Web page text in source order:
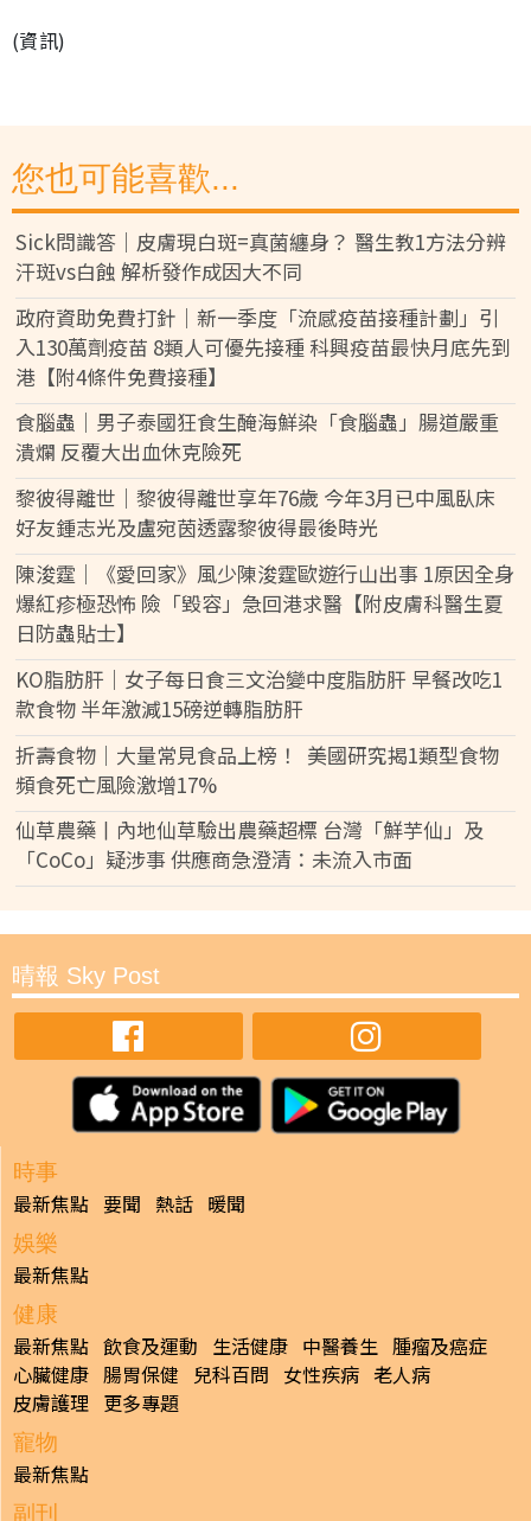
(資訊)
您也可能喜歡...
Sick問識答｜皮膚現白斑=真菌纏身？ 醫生教1方法分辨
汗斑vs白蝕 解析發作成因大不同
政府資助免費打針｜新一季度「流感疫苗接種計劃」引
入130萬劑疫苗 8類人可優先接種 科興疫苗最快月底先到
港【附4條件免費接種】
食腦蟲｜男子泰國狂食生醃海鮮染「食腦蟲」腸道嚴重
潰爛 反覆大出血休克險死
黎彼得離世｜黎彼得離世享年76歲 今年3月已中風臥床
好友鍾志光及盧宛茵透露黎彼得最後時光
陳浚霆｜《愛回家》風少陳浚霆歐遊行山出事 1原因全身
爆紅疹極恐怖 險「毀容」急回港求醫【附皮膚科醫生夏
日防蟲貼士】
KO脂肪肝｜女子每日食三文治變中度脂肪肝 早餐改吃1
款食物 半年激減15磅逆轉脂肪肝
折壽食物｜大量常見食品上榜！ 美國研究揭1類型食物
頻食死亡風險激增17%
仙草農藥丨內地仙草驗出農藥超標 台灣「鮮芋仙」及
「CoCo」疑涉事 供應商急澄清：未流入市面
晴報 Sky Post
時事
最新焦點 要聞 熱話 暖聞
娛樂
最新焦點
健康
最新焦點 飲食及運動 生活健康 中醫養生 腫瘤及癌症
心臟健康 腸胃保健 兒科百問 女性疾病 老人病
皮膚護理 更多專題
寵物
最新焦點
副刊